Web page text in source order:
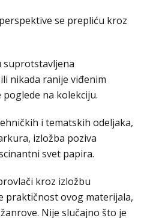
se prepliću kroz
suprotstavljena
nikada ranije viđenim
na kolekciju.
i tematskih odeljaka,
izložba poziva
svet papira.
kroz izložbu
praktičnost ovog materijala,
Nije slučajno što je